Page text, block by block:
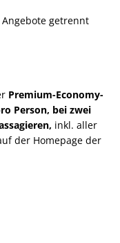
getrennt
Premium-Economy-
Person, bei zwei
inkl. aller
der Homepage der